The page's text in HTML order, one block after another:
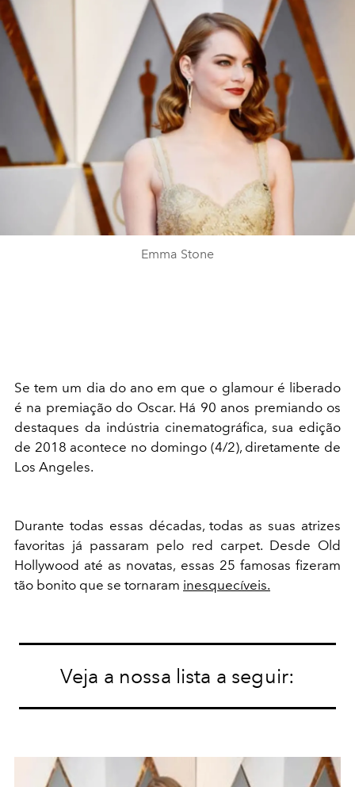
Emma Stone
Se tem um dia do ano em que o glamour é liberado
é na premiação do Oscar. Há 90 anos premiando os
destaques da indústria cinematográfica, sua edição
de 2018 acontece no domingo (4/2), diretamente de
Los Angeles.
Durante todas essas décadas, todas as suas atrizes
favoritas já passaram pelo red carpet. Desde Old
Hollywood até as novatas, essas 25 famosas fizeram
tão bonito que se tornaram inesquecíveis.
Veja a nossa lista a seguir: